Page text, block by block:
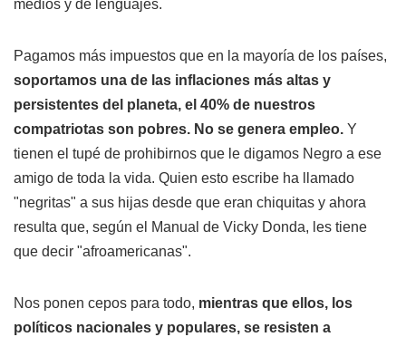
medios y de lenguajes.
Pagamos más impuestos que en la mayoría de los países,
soportamos una de las inflaciones más altas y
persistentes del planeta, el 40% de nuestros
compatriotas son pobres. No se genera empleo. Y
tienen el tupé de prohibirnos que le digamos Negro a ese
amigo de toda la vida. Quien esto escribe ha llamado
"negritas" a sus hijas desde que eran chiquitas y ahora
resulta que, según el Manual de Vicky Donda, les tiene
que decir "afroamericanas".
Nos ponen cepos para todo, mientras que ellos, los
políticos nacionales y populares, se resisten a